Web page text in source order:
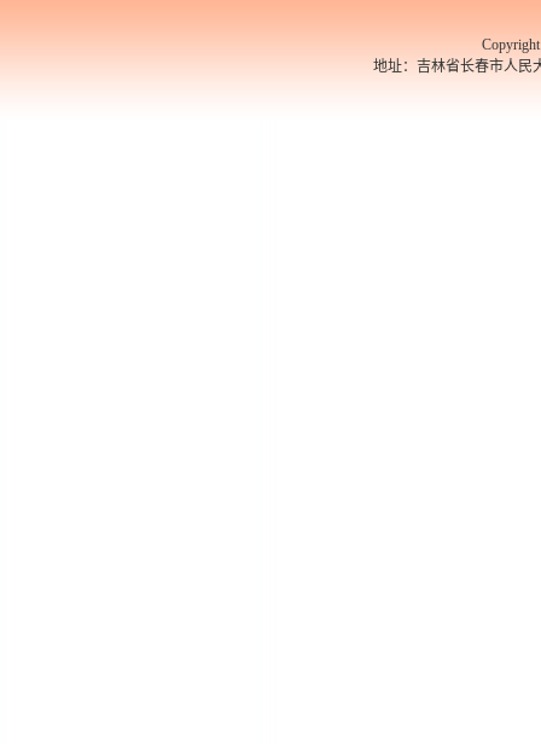
Copyright 东
地址：吉林省长春市人民